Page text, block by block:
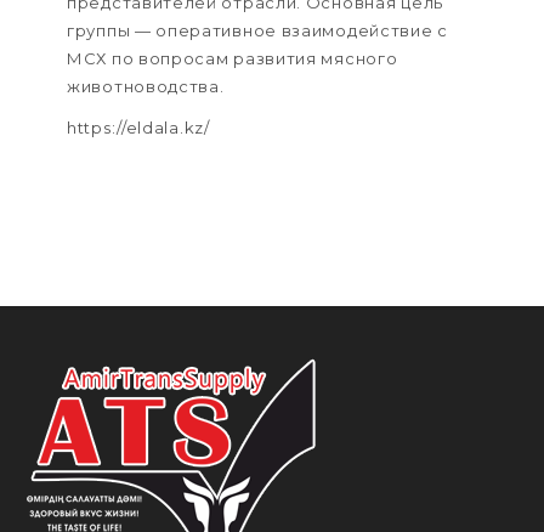
группы — оперативное взаимодействие с
МСХ по вопросам развития мясного
животноводства.
https://eldala.kz/